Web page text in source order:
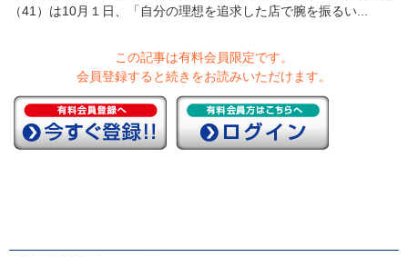
（41）は10月１日、「自分の理想を追求した店で腕を振るい...
この記事は有料会員限定です。
会員登録すると続きをお読みいただけます。